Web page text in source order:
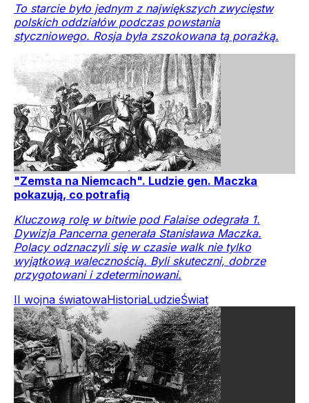
To starcie było jednym z największych zwycięstw
polskich oddziałów podczas powstania
styczniowego. Rosja była zszokowana tą porażką.
"Zemsta na Niemcach". Ludzie gen. Maczka
pokazują, co potrafią
Kluczową rolę w bitwie pod Falaise odegrała 1.
Dywizja Pancerna generała Stanisława Maczka.
Polacy odznaczyli się w czasie walk nie tylko
wyjątkową walecznością. Byli skuteczni, dobrze
przygotowani i zdeterminowani.
II wojna światowaHistoriaLudzieŚwiat